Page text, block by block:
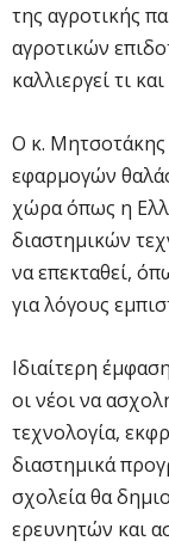
της αγροτικής
αγροτικών
καλλιεργεί τι
Ο κ.
εφαρμογών
χώρα όπως η
διαστημικών
να επεκταθεί,
για λόγους
Ιδιαίτερη
οι νέοι να
τεχνολογία,
διαστημικά
σχολεία θα
ερευνητών και